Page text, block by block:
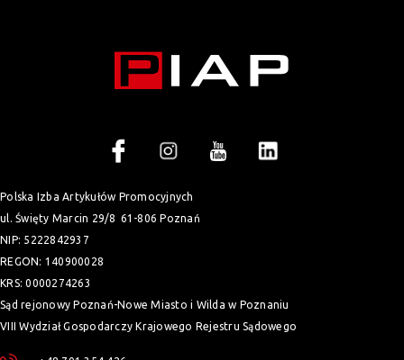
Polska Izba Artykułów Promocyjnych
ul. Święty Marcin 29/8 61-806 Poznań
NIP: 5222842937
REGON: 140900028
KRS: 0000274263
Sąd rejonowy Poznań-Nowe Miasto i Wilda w Poznaniu
VIII Wydział Gospodarczy Krajowego Rejestru Sądowego